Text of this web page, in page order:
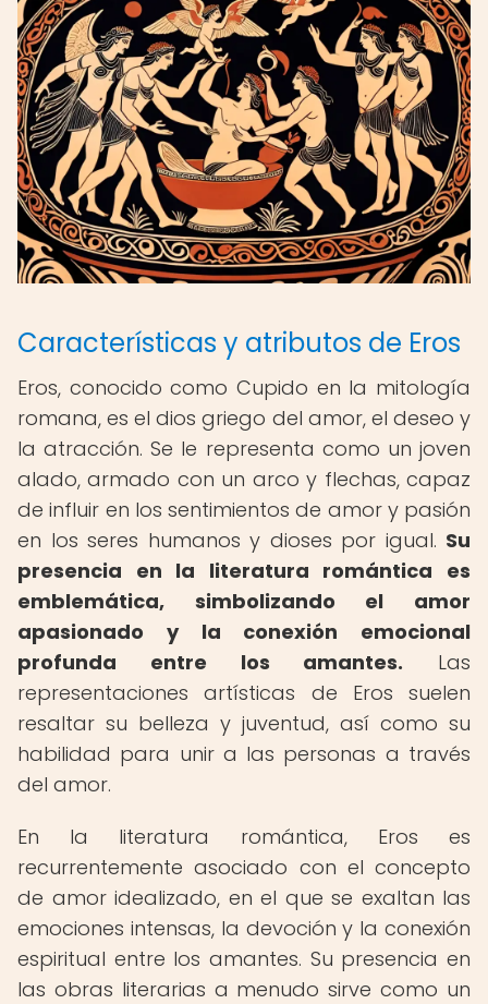
Características y atributos de Eros
Eros, conocido como Cupido en la mitología
romana, es el dios griego del amor, el deseo y
la atracción. Se le representa como un joven
alado, armado con un arco y flechas, capaz
de influir en los sentimientos de amor y pasión
en los seres humanos y dioses por igual. Su
presencia en la literatura romántica es
emblemática, simbolizando el amor
apasionado y la conexión emocional
profunda entre los amantes. Las
representaciones artísticas de Eros suelen
resaltar su belleza y juventud, así como su
habilidad para unir a las personas a través
del amor.
En la literatura romántica, Eros es
recurrentemente asociado con el concepto
de amor idealizado, en el que se exaltan las
emociones intensas, la devoción y la conexión
espiritual entre los amantes. Su presencia en
las obras literarias a menudo sirve como un